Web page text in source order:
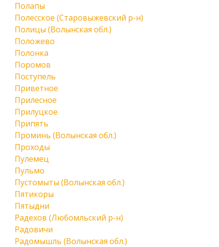
Полапы
Полесское (Старовыжевский р-н)
Полицы (Волынская обл.)
Положево
Полонка
Поромов
Поступель
Приветное
Прилесное
Прилуцкое
Припять
Проминь (Волынская обл.)
Проходы
Пулемец
Пульмо
Пустомыты (Волынская обл.)
Пятикоры
Пятыдни
Радехов (Любомльский р-н)
Радовичи
Радомышль (Волынская обл.)